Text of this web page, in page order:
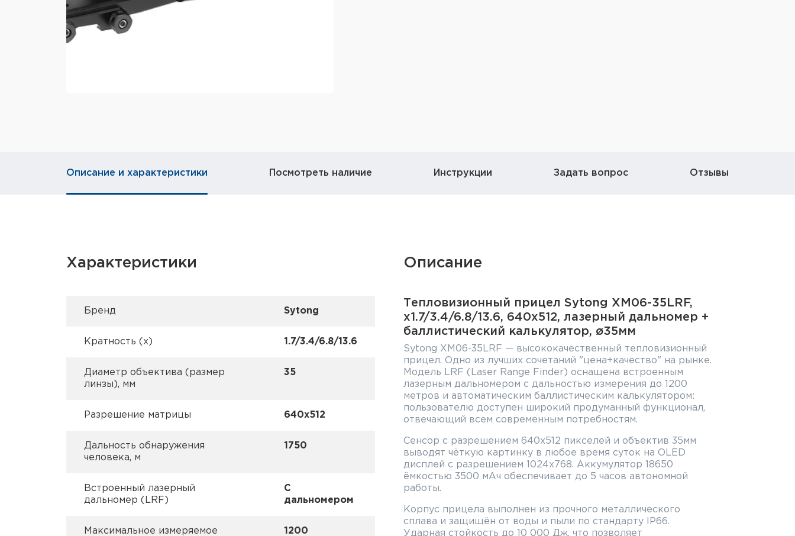
Описание и характеристики Посмотреть наличие Инструкции Задать вопрос Отзывы
Характеристики
Брeнд Sytong
Кратность (х) 1.7/3.4/6.8/13.6
Диаметр объектива (размер
линзы), мм
35
Разрешение матрицы 640x512
Дальность обнаружения
человека, м
1750
Встроенный лазерный
дальномер (LRF)
С
дальномером
Максимальное измеряемое
1200
Описание
Тепловизионный прицел Sytong XM06-35LRF,
x1.7/3.4/6.8/13.6, 640x512, лазерный дальномер +
баллистический калькулятор, ø35мм
Sytong XM06-35LRF — высококачественный тепловизионный
прицел. Одно из лучших сочетаний "цена+качество" на рынке.
Модель LRF (Laser Range Finder) оснащена встроенным
лазерным дальномером с дальностью измерения до 1200
метров и автоматическим баллистическим калькулятором:
пользователю доступен широкий продуманный функционал,
отвечающий всем современным потребностям.
Сенсор с разрешением 640x512 пикселей и объектив 35мм
выводят чёткую картинку в любое время суток на OLED
дисплей с разрешением 1024x768. Аккумулятор 18650
ёмкостью 3500 мАч обеспечивает до 5 часов автономной
работы.
Корпус прицела выполнен из прочного металлического
сплава и защищён от воды и пыли по стандарту IP66.
Ударная стойкость до 10 000 Дж, что позволяет